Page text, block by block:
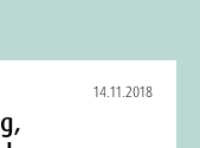
14.11.2018